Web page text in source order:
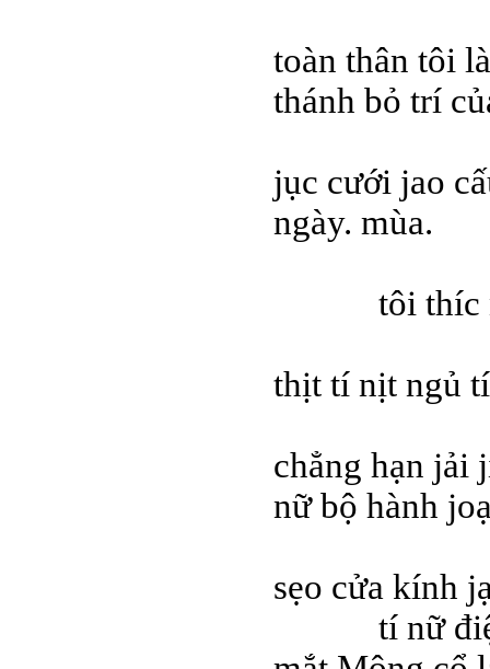
toàn thân tôi
thánh bỏ trí
jục cưới jao
ngày. mùa.
tôi thíc
thịt tí nịt ngủ
chẳng hạn jải
nữ bộ hành
sẹo cửa kính
tí nữ điện